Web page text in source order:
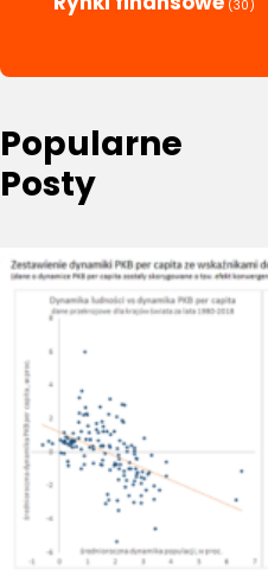
(30)
Popularne
Posty